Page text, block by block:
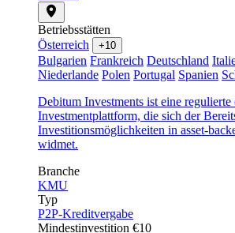
Betriebsstätten
Österreich
+10
Bulgarien Frankreich Deutschland
Niederlande Polen Portugal Spanien
Debitum Investments ist eine regulierte
Investmentplattform, die sich der
Investitionsmöglichkeiten in asset-
widmet.
Branche
KMU
Typ
P2P-Kreditvergabe
Mindestinvestition €10